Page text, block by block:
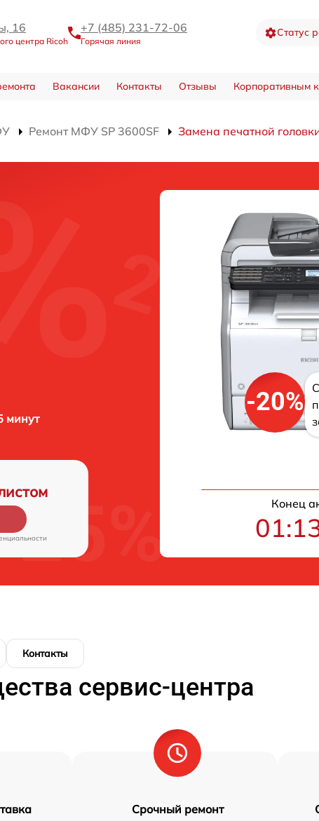
16
центра Ricoh
+7 (485) 231-72-06
Горячая линия
Статус
Вакансии Контакты Отзывы Корпоративным
Ремонт МФУ SP 3600SF Замена печатной
минут
-20%
Конец
Контакты
сервис-центра
Срочный ремонт